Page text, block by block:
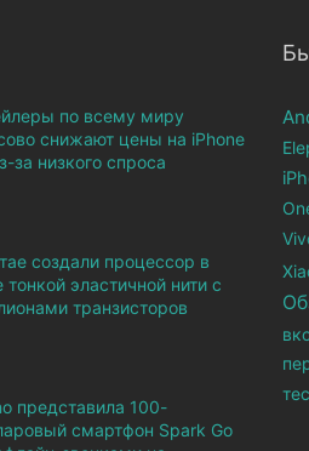
по всему миру
снижают цены на iPhone
за низкого спроса
создали процессор в
тонкой эластичной нити с
транзисторов
представила 100-
смартфон Spark Go